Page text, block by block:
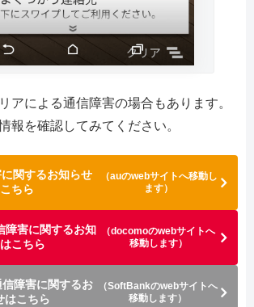
アによる通信障害の場合もあります。
報を確認してみてください。
関するお知らせ
ちら
（auのwebサイトへ移動し
ます）
害に関するお知
こちら
（docomoのwebサイトへ
移動します）
障害に関するお
はこちら
（SoftBankのwebサイトへ
移動します）